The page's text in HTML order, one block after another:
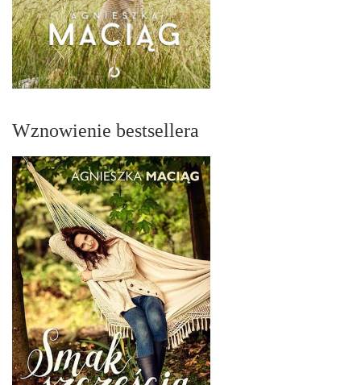
Wznowienie bestsellera